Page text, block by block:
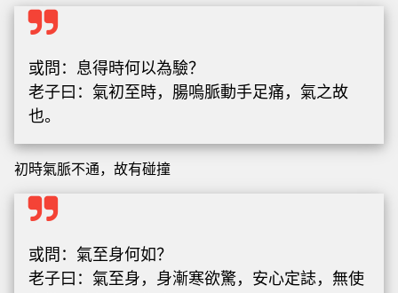
或問：息得時何以為驗？
老子曰：氣初至時，腸嗚脈動手足痛，氣之故
也。
初時氣脈不通，故有碰撞
或問：氣至身何如？
老子曰：氣至身，身漸寒欲驚，安心定誌，無使